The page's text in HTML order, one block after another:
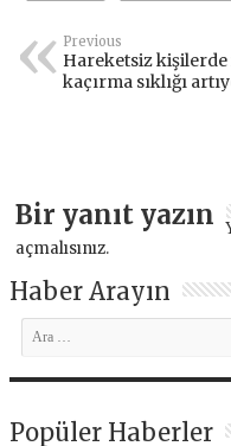
Previous
Hareketsiz
kaçırma sıklığı
Bir yanıt yazın
açmalısınız.
Haber Arayın
Popüler Haberler